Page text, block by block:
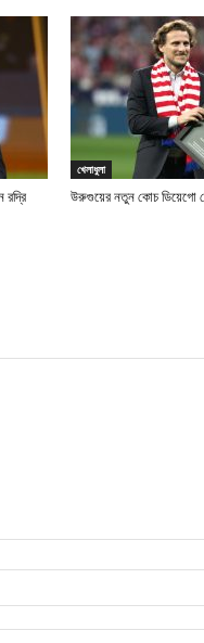
রদ্রি
খেলাধুলা
উরুগুয়ের নতুন কোচ ডিয়েগো